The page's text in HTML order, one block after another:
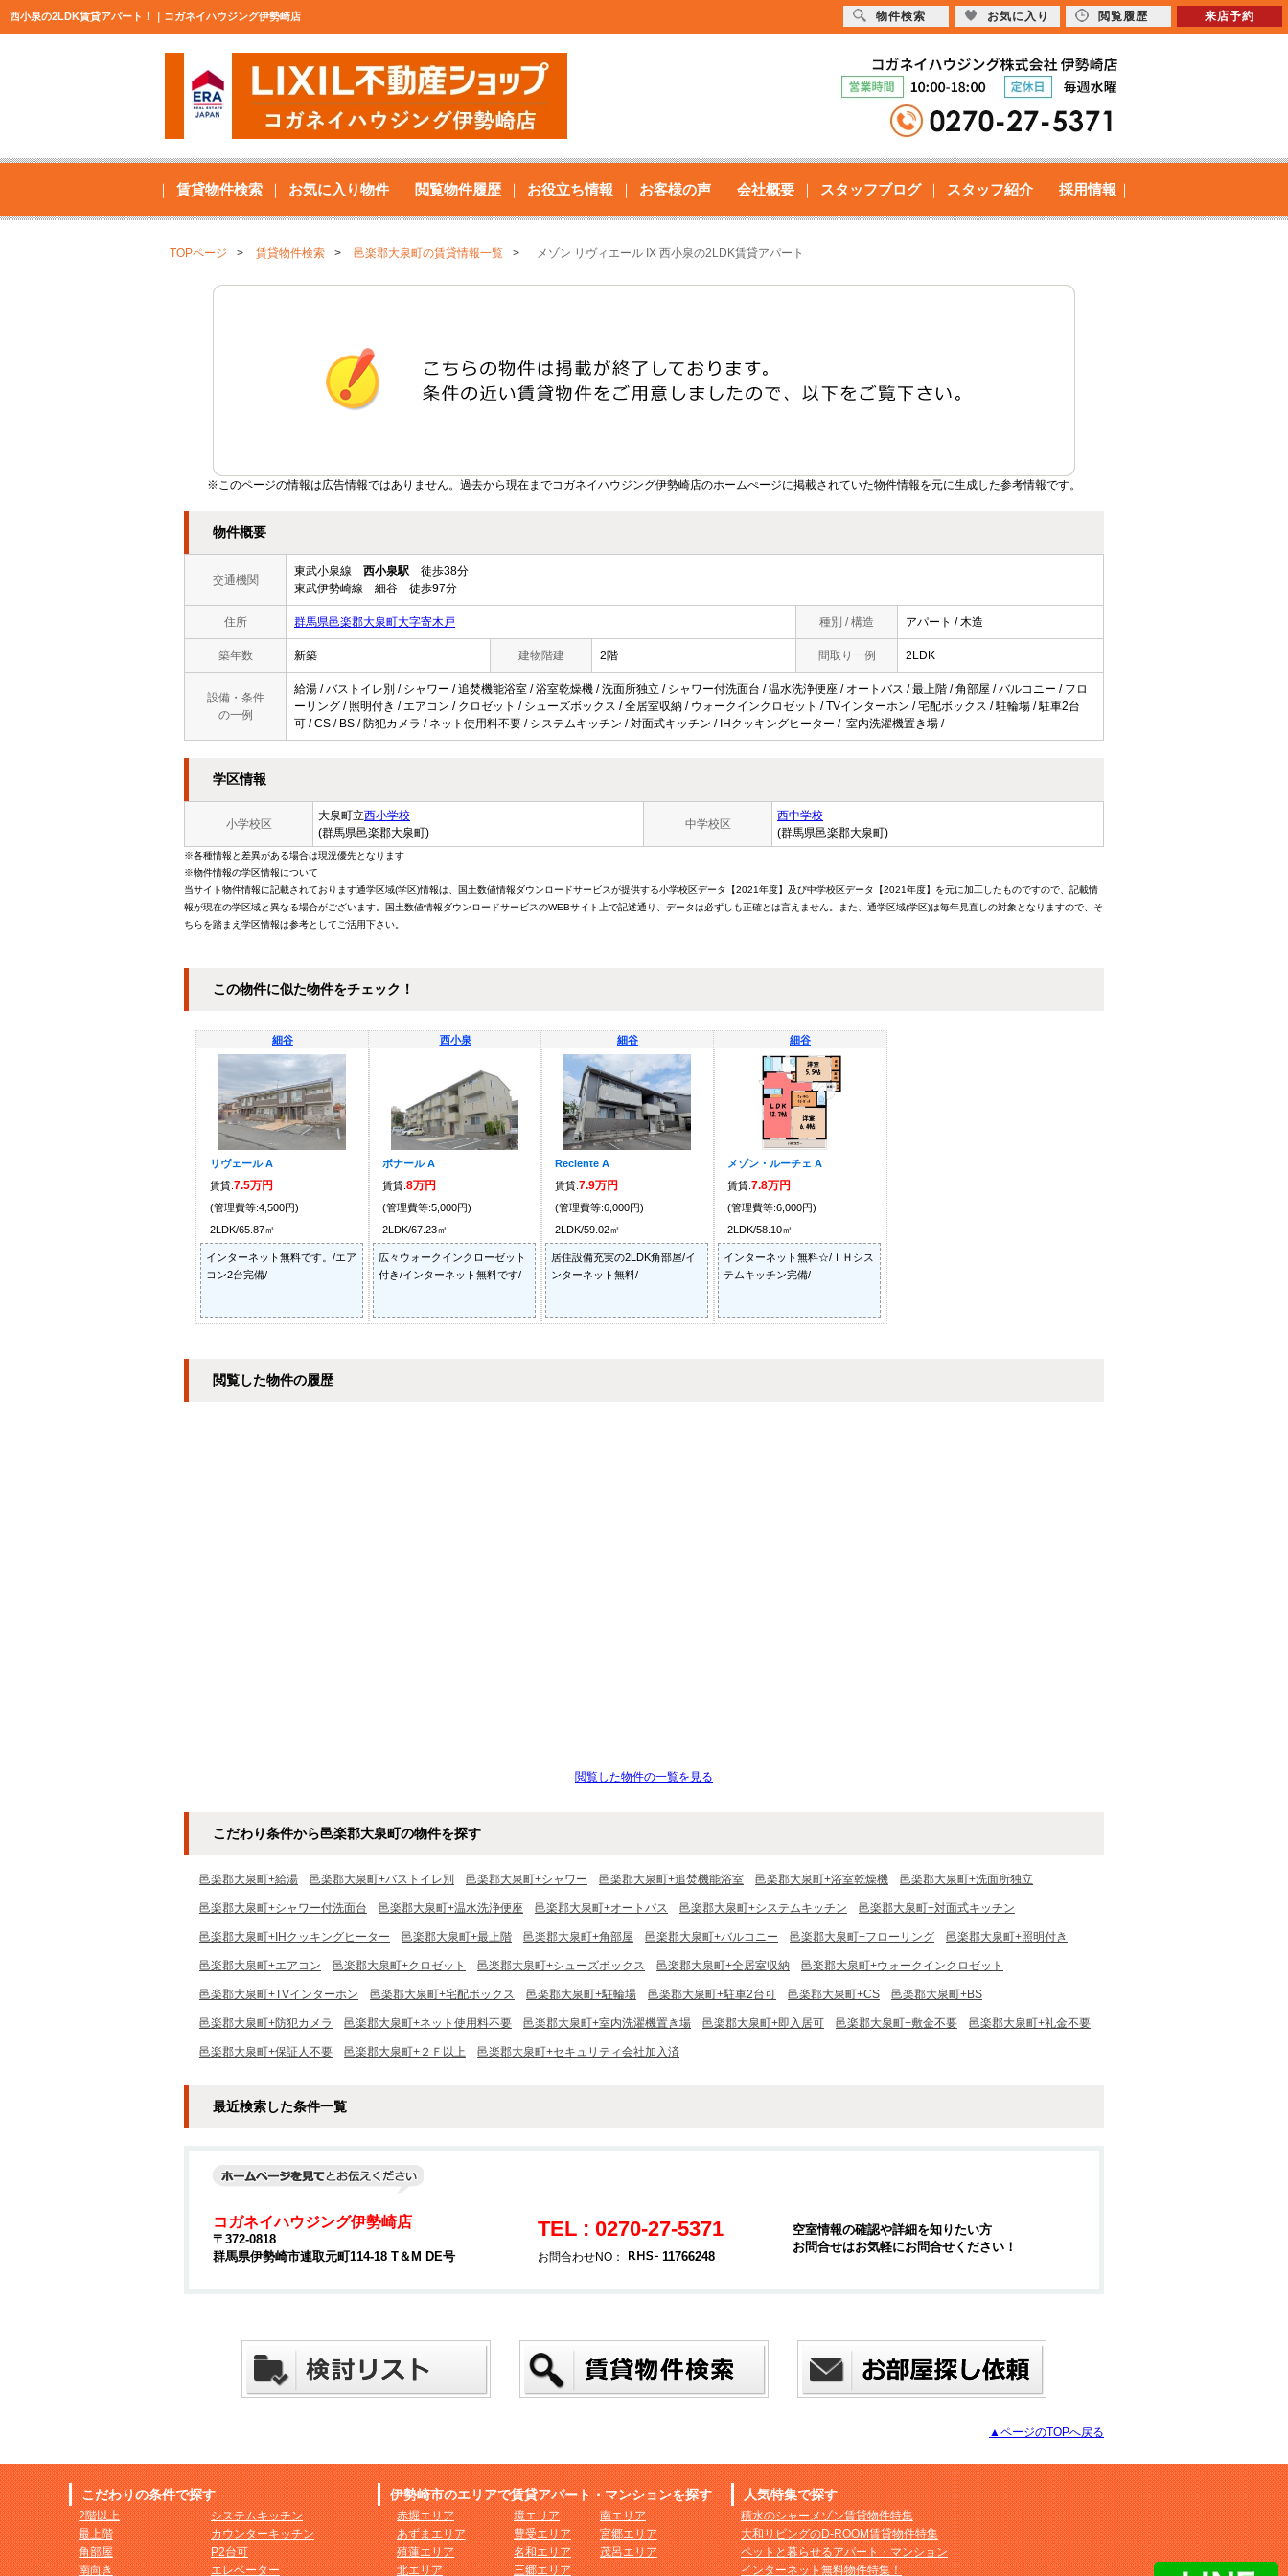
西小泉の2LDK賃貸アパート！｜コガネイハウジング伊勢崎店
賃貸物件検索 お気に入り物件 閲覧物件履歴 お役立ち情報 お客様の声 会社概要 スタッフブログ スタッフ紹介 採用情報
TOPページ 賃貸物件検索 邑楽郡大泉町の賃貸情報一覧 メゾン リヴィエール IX 西小泉の2LDK賃貸アパート
※このページの情報は広告情報ではありません。過去から現在までコガネイハウジング伊勢崎店のホームぺージに掲載されていた物件情報を元に生成した参考情報です。
物件概要
交通機関
東武小泉線 西小泉駅 徒歩38分
東武伊勢崎線 細谷 徒歩97分
住所 群馬県邑楽郡大泉町大字寄木戸 種別 / 構造 アパート / 木造
築年数 新築 建物階建 2階 間取り一例 2LDK
設備・条件
の一例
給湯 / バストイレ別 / シャワー / 追焚機能浴室 / 浴室乾燥機 / 洗面所独立 / シャワー付洗面台 / 温水洗浄便座 / オートバス / 最上階 / 角部屋 / バルコニー / フロ
ーリング / 照明付き / エアコン / クロゼット / シューズボックス / 全居室収納 / ウォークインクロゼット / TVインターホン / 宅配ボックス / 駐輪場 / 駐車2台
可 / CS / BS / 防犯カメラ / ネット使用料不要 / システムキッチン / 対面式キッチン / IHクッキングヒーター / 室内洗濯機置き場 /
学区情報
小学校区
大泉町立西小学校
(群馬県邑楽郡大泉町)
中学校区
西中学校
(群馬県邑楽郡大泉町)
※各種情報と差異がある場合は現況優先となります
※物件情報の学区情報について
当サイト物件情報に記載されております通学区域(学区)情報は、国土数値情報ダウンロードサービスが提供する小学校区データ【2021年度】及び中学校区データ【2021年度】を元に加工したものですので、記載情
報が現在の学区域と異なる場合がございます。国土数値情報ダウンロードサービスのWEBサイト上で記述通り、データは必ずしも正確とは言えません。また、通学区域(学区)は毎年見直しの対象となりますので、そ
ちらを踏まえ学区情報は参考としてご活用下さい。
この物件に似た物件をチェック！
細谷
リヴェール A
賃貸:7.5万円
(管理費等:4,500円)
2LDK/65.87㎡
インターネット無料です。/エア
コン2台完備/
西小泉
ボナール A
賃貸:8万円
(管理費等:5,000円)
2LDK/67.23㎡
広々ウォークインクローゼット
付き/インターネット無料です/
細谷
Reciente A
賃貸:7.9万円
(管理費等:6,000円)
2LDK/59.02㎡
居住設備充実の2LDK角部屋/イ
ンターネット無料/
細谷
メゾン・ルーチェ A
賃貸:7.8万円
(管理費等:6,000円)
2LDK/58.10㎡
インターネット無料☆/ＩＨシス
テムキッチン完備/
閲覧した物件の履歴
閲覧した物件の一覧を見る
こだわり条件から邑楽郡大泉町の物件を探す
邑楽郡大泉町+給湯 邑楽郡大泉町+バストイレ別 邑楽郡大泉町+シャワー 邑楽郡大泉町+追焚機能浴室 邑楽郡大泉町+浴室乾燥機 邑楽郡大泉町+洗面所独立
邑楽郡大泉町+シャワー付洗面台 邑楽郡大泉町+温水洗浄便座 邑楽郡大泉町+オートバス 邑楽郡大泉町+システムキッチン 邑楽郡大泉町+対面式キッチン
邑楽郡大泉町+IHクッキングヒーター 邑楽郡大泉町+最上階 邑楽郡大泉町+角部屋 邑楽郡大泉町+バルコニー 邑楽郡大泉町+フローリング 邑楽郡大泉町+照明付き
邑楽郡大泉町+エアコン 邑楽郡大泉町+クロゼット 邑楽郡大泉町+シューズボックス 邑楽郡大泉町+全居室収納 邑楽郡大泉町+ウォークインクロゼット
邑楽郡大泉町+TVインターホン 邑楽郡大泉町+宅配ボックス 邑楽郡大泉町+駐輪場 邑楽郡大泉町+駐車2台可 邑楽郡大泉町+CS 邑楽郡大泉町+BS
邑楽郡大泉町+防犯カメラ 邑楽郡大泉町+ネット使用料不要 邑楽郡大泉町+室内洗濯機置き場 邑楽郡大泉町+即入居可 邑楽郡大泉町+敷金不要 邑楽郡大泉町+礼金不要
邑楽郡大泉町+保証人不要 邑楽郡大泉町+２Ｆ以上 邑楽郡大泉町+セキュリティ会社加入済
最近検索した条件一覧
コガネイハウジング伊勢崎店
〒372-0818
群馬県伊勢崎市連取元町114-18 T＆M DE号
TEL : 0270-27-5371
お問合わせNO： 11766248
空室情報の確認や詳細を知りたい方
お問合せはお気軽にお問合せください！
▲ページのTOPへ戻る
こだわりの条件で探す
2階以上
最上階
角部屋
南向き
システムキッチン
カウンターキッチン
P2台可
エレベーター
伊勢崎市のエリアで賃貸アパート・マンションを探す
赤堀エリア
あずまエリア
殖蓮エリア
北エリア
境エリア
豊受エリア
名和エリア
三郷エリア
南エリア
宮郷エリア
茂呂エリア
人気特集で探す
積水のシャーメゾン賃貸物件特集
大和リビングのD-ROOM賃貸物件特集
ペットと暮らせるアパート・マンション
インターネット無料物件特集！
物件検索 お気に入り 閲覧履歴 来店予約